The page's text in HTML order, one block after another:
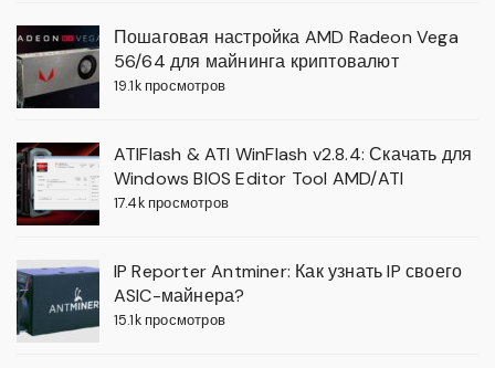
Пошаговая настройка AMD Radeon Vega
56/64 для майнинга криптовалют
19.1k просмотров
ATIFlash & ATI WinFlash v2.8.4: Скачать для
Windows BIOS Editor Tool AMD/ATI
17.4k просмотров
IP Reporter Antminer: Как узнать IP своего
ASIC-майнера?
15.1k просмотров